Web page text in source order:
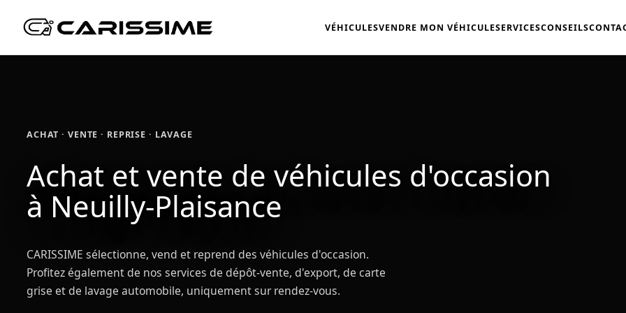
VÉHICULESVENDRE MON VÉHICULESERVICESCONSEILS
ACHAT · VENTE · REPRISE · LAVAGE
Achat et vente de véhicules d'occasion
à Neuilly-Plaisance
CARISSIME sélectionne, vend et reprend des véhicules d'occasion.
Profitez également de nos services de dépôt-vente, d'export, de carte
grise et de lavage automobile, uniquement sur rendez-vous.